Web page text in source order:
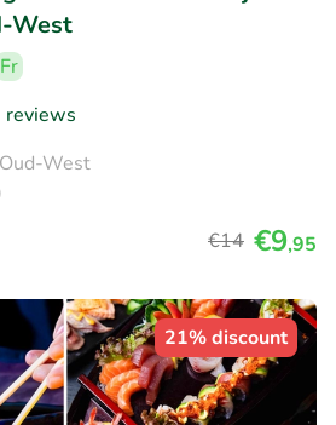
West
Fr
reviews
West
€14 €9,95
21% discount